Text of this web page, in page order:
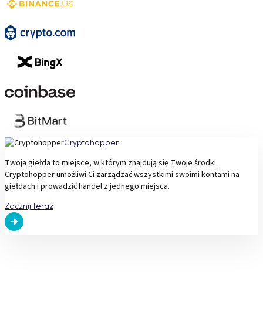
Cryptohopper
Twoja giełda to miejsce, w którym znajdują się Twoje środki.
Cryptohopper umożliwi Ci zarządzać wszystkimi swoimi kontami na
giełdach i prowadzić handel z jednego miejsca.
Zacznij teraz